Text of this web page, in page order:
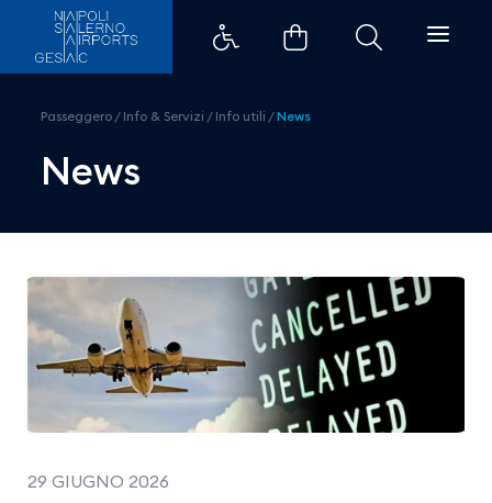
Domenica 5 luglio &#8211;
Passeggero / Info & Servizi / Info utili /News
News
29 GIUGNO 2026